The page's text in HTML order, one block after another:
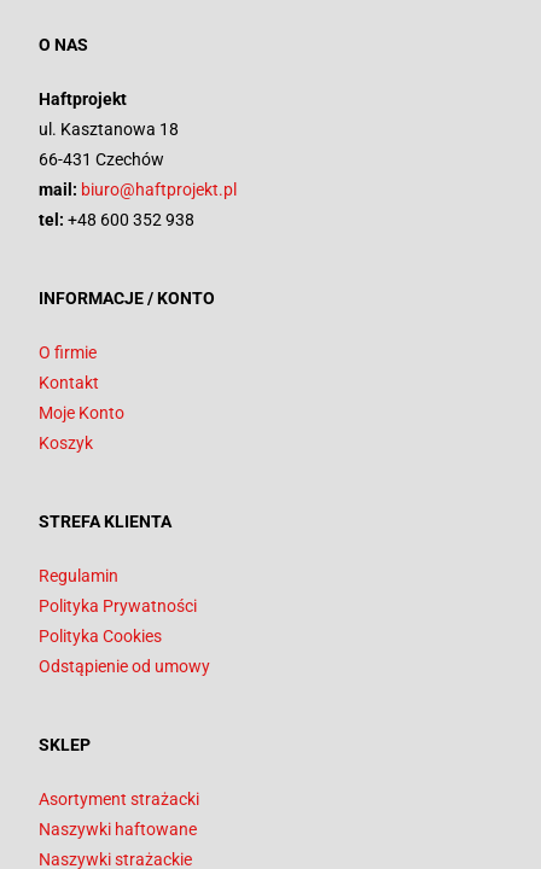
O NAS
Haftprojekt
ul. Kasztanowa 18
66-431 Czechów
mail: biuro@haftprojekt.pl
tel: +48 600 352 938
INFORMACJE / KONTO
O firmie
Kontakt
Moje Konto
Koszyk
STREFA KLIENTA
Regulamin
Polityka Prywatności
Polityka Cookies
Odstąpienie od umowy
SKLEP
Asortyment strażacki
Naszywki haftowane
Naszywki strażackie